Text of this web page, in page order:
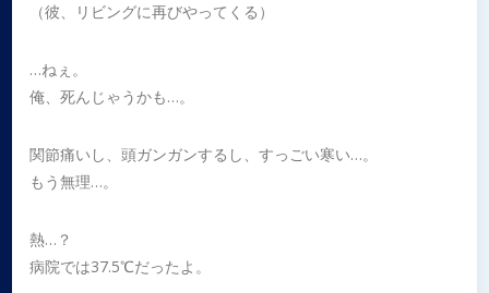
（彼、リビングに再びやってくる）
…ねぇ。
俺、死んじゃうかも…。
関節痛いし、頭ガンガンするし、すっごい寒い…。
もう無理…。
熱…？
病院では37.5℃だったよ。